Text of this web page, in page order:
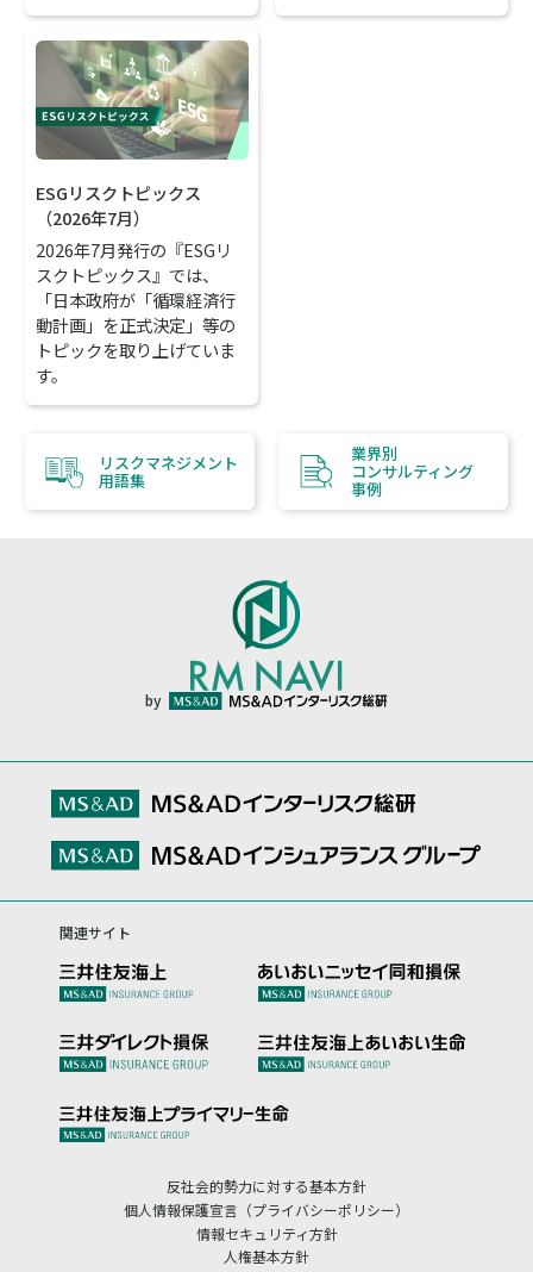
ESGリスクトピックス
（2026年7月）
2026年7月発行の『ESGリ
スクトピックス』では、
「日本政府が「循環経済行
動計画」を正式決定」等の
トピックを取り上げていま
す。
リスクマネジメント
用語集
業界別
コンサルティング
事例
by
関連サイト
反社会的勢力に対する基本方針
個人情報保護宣言（プライバシーポリシー）
情報セキュリティ方針
人権基本方針